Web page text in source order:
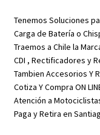
Tenemos Soluciones
Carga de Batería o
Traemos a Chile la
CDI , Rectificadores y
Tambien Accesorios Y
Cotiza Y Compra ON
Atención a
Paga y Retira en Santiago